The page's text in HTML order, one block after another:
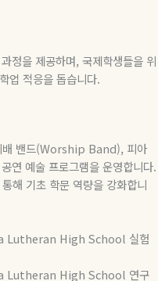
정을 제공하며, 국제학생들을 위
업 적응을 돕습니다.
배 밴드(Worship Band), 피아
연 예술 프로그램을 운영합니다.
해 기초 학문 역량을 강화합니